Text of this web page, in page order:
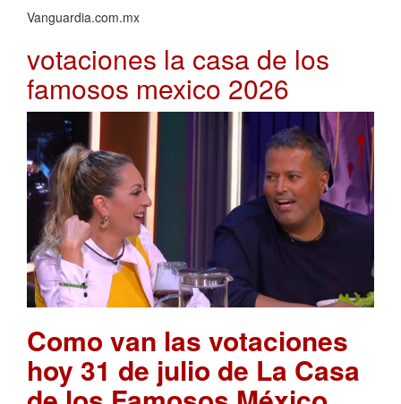
Vanguardia.com.mx
votaciones la casa de los
famosos mexico 2026
Como van las votaciones
hoy 31 de julio de La Casa